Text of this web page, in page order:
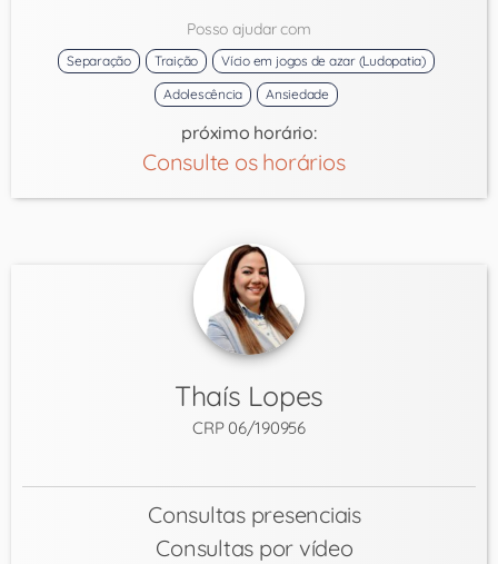
Posso ajudar com
Separação Traição
Vício em jogos de azar (Ludopatia)
Adolescência
Ansiedade
próximo horário:
Consulte os horários
Thaís Lopes
CRP 06/190956
Consultas presenciais
Consultas por vídeo